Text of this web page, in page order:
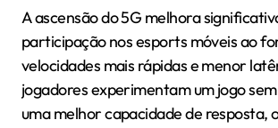
A ascensão do 5G melhora
participação nos esports móveis ao
velocidades mais rápidas e menor
jogadores experimentam um jogo
uma melhor capacidade de resposta,